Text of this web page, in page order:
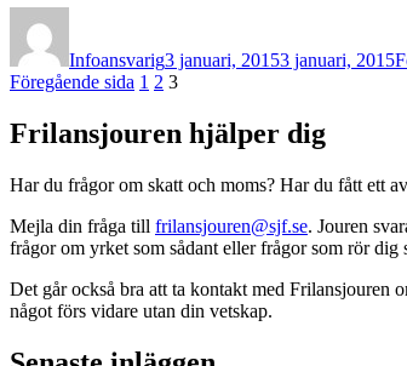
Infoansvarig3 januari, 20153 januari, 2015
Sidnumrering
för
inlägg
Föregående sida Sida
1 Sida
2 Sida
3
Frilansjouren hjälper dig
Har du frågor om skatt och moms? Har du fått ett
Mejla din fråga till frilansjouren@sjf.se. Jouren
frågor om yrket som sådant eller frågor som rör
Det går också bra att ta kontakt med Frilansjouren
något förs vidare utan din vetskap.